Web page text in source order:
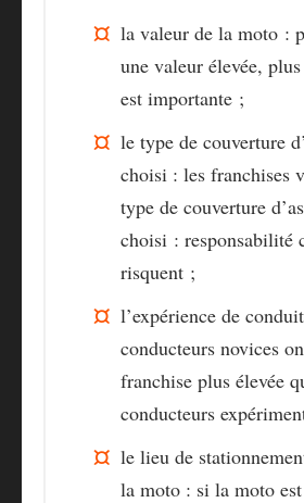
la valeur de la moto :
une valeur élevée,
est importante ;
le type de couverture
choisi : les franchises
type de couverture
choisi : responsabilité
risquent ;
l’expérience de
conducteurs novices
franchise plus élevée
conducteurs
le lieu de
la moto : si la moto